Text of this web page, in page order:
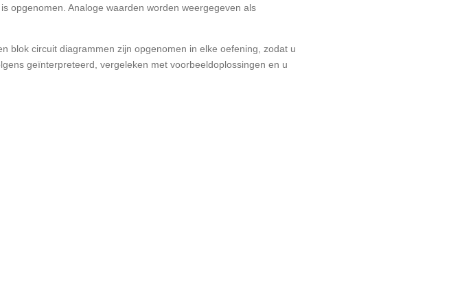
opgenomen. Analoge waarden worden weergegeven als
blok circuit diagrammen zijn opgenomen in elke oefening, zodat u
geïnterpreteerd, vergeleken met voorbeeldoplossingen en u